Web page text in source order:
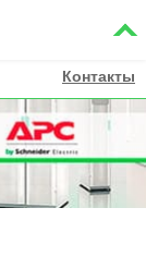
Контакты